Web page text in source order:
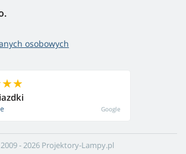
osobowych
Google
- 2026 Projektory-Lampy.pl